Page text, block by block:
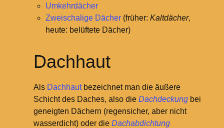
Umkehrdächer
Zweischalige Dächer(früher: Kaltdächer,
heute: belüftete Dächer)
Dachhaut
Als Dachhautbezeichnet man die äußere
Schicht des Daches, also die Dachdeckungbei
geneigten Dächern (regensicher, aber nicht
wasserdicht) oder die Dachabdichtung